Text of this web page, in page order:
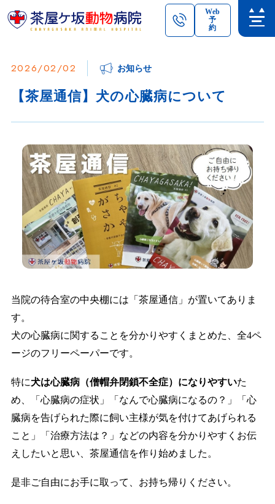
Web
予
約
2026/02/02 お知らせ
【茶屋通信】犬の心臓病について
当院の待合室の中央棚には「茶屋通信」が置いてありま
す。
犬の心臓病に関することを分かりやすくまとめた、全4ペ
ージのフリーペーパーです。
特に犬は心臓病（僧帽弁閉鎖不全症）になりやすいた
め、「心臓病の症状」「なんで心臓病になるの？」「心
臓病を告げられた際に飼い主様が気を付けてあげられる
こと」「治療方法は？」などの内容を分かりやすくお伝
えしたいと思い、茶屋通信を作り始めました。
是非ご自由にお手に取って、お持ち帰りください。